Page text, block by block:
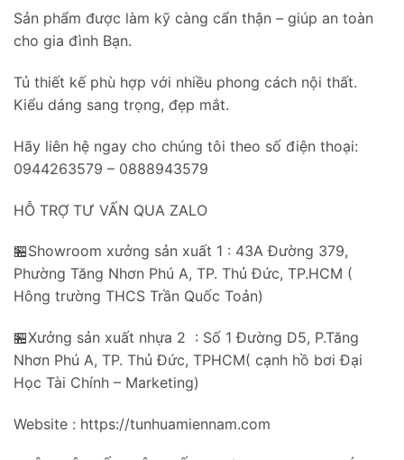
Sản phẩm được làm kỹ càng cẩn thận – giúp an toàn
cho gia đình Bạn.
Tủ thiết kế phù hợp với nhiều phong cách nội thất.
Kiểu dáng sang trọng, đẹp mắt.
Hãy liên hệ ngay cho chúng tôi theo số điện thoại:
0944263579 – 0888943579
HỖ TRỢ TƯ VẤN QUA ZALO
🏪Showroom xưởng sản xuất 1 : 43A Đường 379,
Phường Tăng Nhơn Phú A, TP. Thủ Đức, TP.HCM (
Hông trường THCS Trần Quốc Toản)
🏪Xưởng sản xuất nhựa 2 : Số 1 Đường D5, P.Tăng
Nhơn Phú A, TP. Thủ Đức, TPHCM( cạnh hồ bơi Đại
Học Tài Chính – Marketing)
Website : https://tunhuamiennam.com